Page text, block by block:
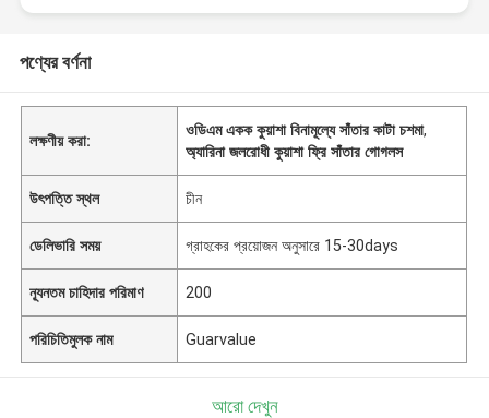
পণ্যের বর্ণনা
লক্ষণীয় করা:
ওডিএম একক কুয়াশা বিনামূল্যে সাঁতার কাটা চশমা,
অ্যারিনা জলরোধী কুয়াশা ফ্রি সাঁতার গোগলস
উৎপত্তি স্থল চীন
ডেলিভারি সময় গ্রাহকের প্রয়োজন অনুসারে 15-30days
ন্যূনতম চাহিদার পরিমাণ 200
পরিচিতিমুলক নাম Guarvalue
আরো দেখুন